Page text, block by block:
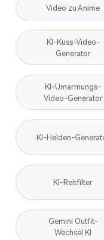
Video zu Anime
KI-Kuss-Video-
Generator
KI-Umarmungs-
Video-Generator
KI-Helden-
KI-Reitfilter
Gemini Outfit-
Wechsel KI